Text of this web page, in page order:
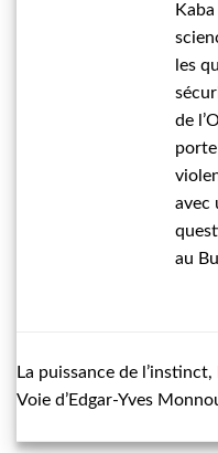
les
de
avec
au
La puissance de l’instinct,
Voie d’Edgar-Yves